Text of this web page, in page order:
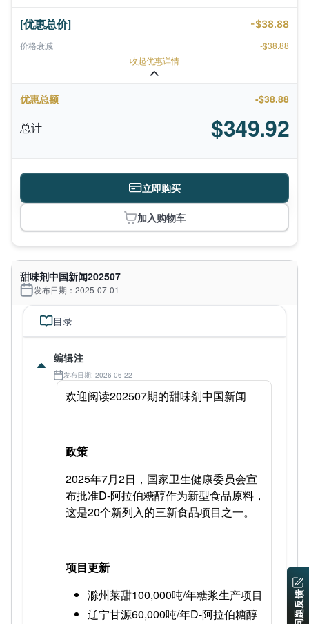
甜味剂中国新闻202507
发布日期：2025-07-01
目录
编辑注
发布日期: 2026-06-22
欢迎阅读202507期的甜味剂中国新闻
政策
2025年7月2日，国家卫生健康委员会宣
布批准D-阿拉伯糖醇作为新型食品原料，
这是20个新列入的三新食品项目之一。
项目更新
滁州莱甜100,000吨/年糖浆生产项目
辽宁甘源60,000吨/年D-阿拉伯糖醇
[优惠总价]
-$38.88
价格衰减
-$38.88
收起优惠详情
优惠总额 -$38.88
总计 $349.92
立即购买
加入购物车
问题反馈